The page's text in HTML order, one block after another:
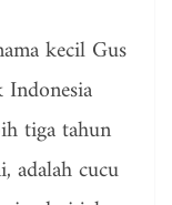
kecil Gus
tiga tahun
adalah cucu